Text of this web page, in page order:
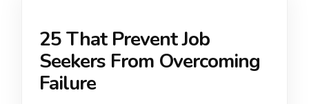
25 That Prevent Job
Seekers From Overcoming
Failure